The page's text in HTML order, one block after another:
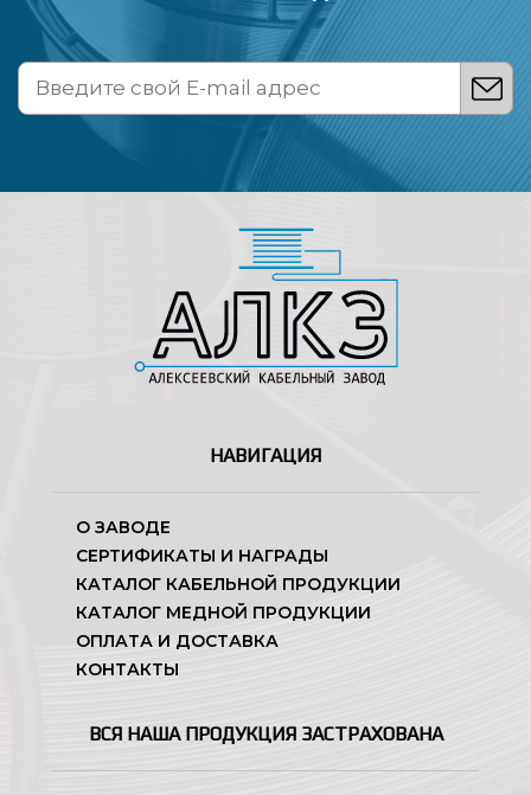
НАВИГАЦИЯ
О ЗАВОДЕ
СЕРТИФИКАТЫ И НАГРАДЫ
КАТАЛОГ КАБЕЛЬНОЙ ПРОДУКЦИИ
КАТАЛОГ МЕДНОЙ ПРОДУКЦИИ
ОПЛАТА И ДОСТАВКА
КОНТАКТЫ
ВСЯ НАША ПРОДУКЦИЯ ЗАСТРАХОВАНА